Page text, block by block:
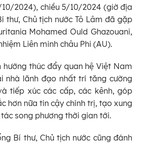
2024), chiều 5/10/2024 (giờ địa
thư, Chủ tịch nước Tô Lâm đã gặp
Mohamed Ould Ghazouani,
Liên minh châu Phi (AU).
hướng thúc đẩy quan hệ Việt Nam
nhà lãnh đạo nhất trí tăng cường
tiếp xúc các cấp, các kênh, góp
hơn nữa tin cậy chính trị, tạo xung
song phương thời gian tới.
Bí thư, Chủ tịch nước cũng đánh